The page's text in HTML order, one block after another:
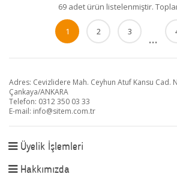
69 adet ürün listelenmiştir.
1 2 3 ...
Adres: Cevizlidere Mah. Ceyhun Atuf Kansu Cad.
Çankaya/ANKARA
Telefon: 0312 350 03 33
E-mail: info@sitem.com.tr
Üyelik İşlemleri
Hakkımızda